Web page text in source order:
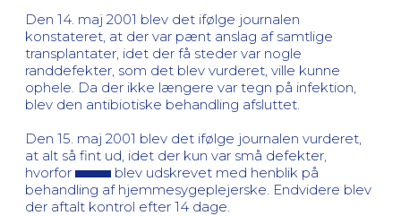
Den 14. maj 2001 blev det ifølge journalen
konstateret, at der var pænt anslag af samtlige
transplantater, idet der få steder var nogle
randdefekter, som det blev vurderet, ville kunne
ophele. Da der ikke længere var tegn på infektion,
blev den antibiotiske behandling afsluttet.
Den 15. maj 2001 blev det ifølge journalen vurderet,
at alt så fint ud, idet der kun var små defekter,
hvorfor
blev udskrevet med henblik på
behandling af hjemmesygeplejerske. Endvidere blev
der aftalt kontrol efter 14 dage.